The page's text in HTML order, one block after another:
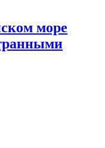
море